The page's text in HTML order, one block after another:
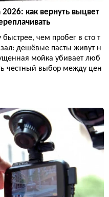
как вернуть выцвет
чем пробег в сто т
дешёвые пасты живут н
мойка убивает люб
честный выбор между цен